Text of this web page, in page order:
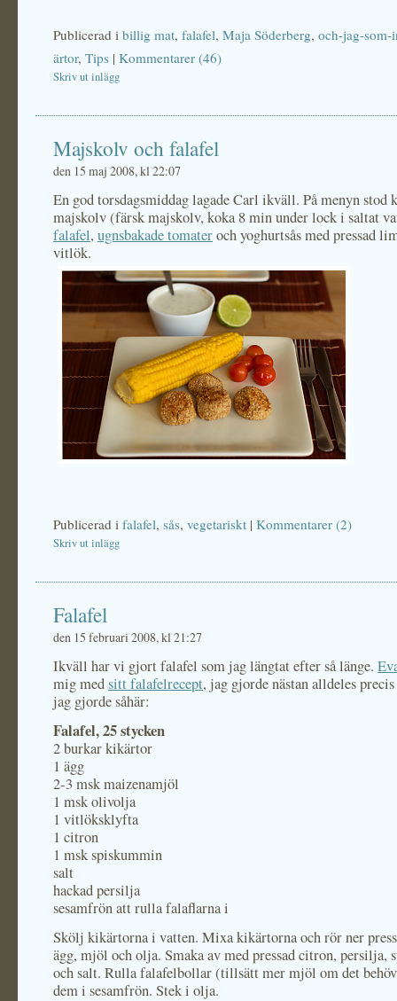
Publicerad i billig mat, falafel, Maja Söderberg, och-jag-som-
ärtor, Tips | Kommentarer (46)
Skriv ut inlägg
Majskolv och falafel
den 15 maj 2008, kl 22:07
En god torsdagsmiddag lagade Carl ikväll. På menyn stod
majskolv (färsk majskolv, koka 8 min under lock i saltat
falafel, ugnsbakade tomateroch yoghurtsås med pressad
vitlök.
Publicerad i falafel, sås, vegetariskt | Kommentarer (2)
Skriv ut inlägg
Falafel
den 15 februari 2008, kl 21:27
Ikväll har vi gjort falafel som jag längtat efter så länge.
mig medsitt falafelrecept, jag gjorde nästan alldeles
jag gjorde såhär:
Falafel, 25 stycken
2 burkar kikärtor
1 ägg
2-3 msk maizenamjöl
1 msk olivolja
1 vitlöksklyfta
1 citron
1 msk spiskummin
salt
hackad persilja
sesamfrön att rulla falaflarna i
Skölj kikärtorna i vatten. Mixa kikärtorna och rör ner
ägg, mjöl och olja. Smaka av med pressad citron, persilja,
och salt. Rulla falafelbollar (tillsätt mer mjöl om det
dem i sesamfrön. Stek i olja.